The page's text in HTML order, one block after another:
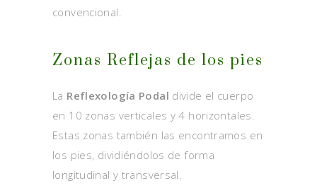
convencional.
Zonas Reflejas de los pies
La Reflexología Podal divide el cuerpo
en 10 zonas verticales y 4 horizontales.
Estas zonas también las encontramos en
los pies, dividiéndolos de forma
longitudinal y transversal.